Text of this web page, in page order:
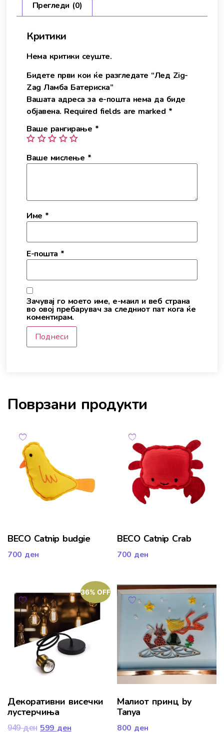
Прегледи (0)
Критики
Нема критики сеуште.
Бидете први кои ќе разгледате “Лед Zig-
Zag Ламба Батериска”
Вашата адреса за е-пошта нема да биде
објавена. Required fields are marked *
Ваше рангирање *
Ваше мислење *
Име *
Е-пошта *
Зачувај го моето име, е-маил и веб страна
во овој пребарувач за следниот пат кога ќе
коментирам.
Поврзани продукти
BECO Catnip budgie
700 ден
BECO Catnip Crab
700 ден
36% OFF
Декоративни висечки
лустерчиња
949ден 599 ден
Малиот принц by
Tanya
800 ден